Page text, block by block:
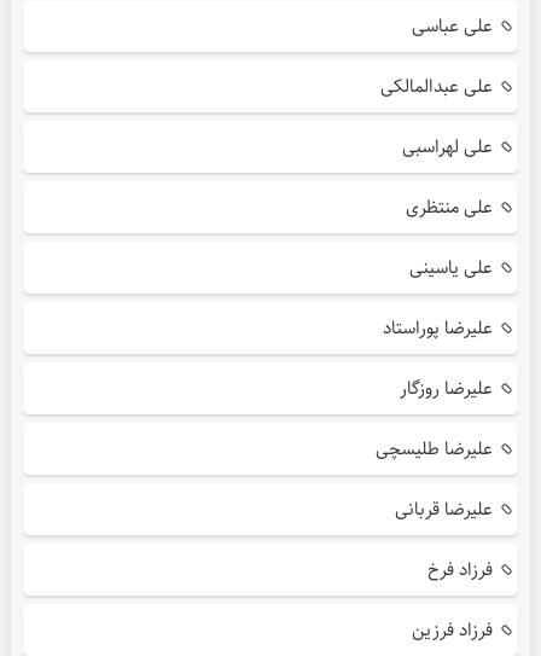
علی عباسی
علی عبدالمالکی
علی لهراسبی
علی منتظری
علی یاسینی
علیرضا پوراستاد
علیرضا روزگار
علیرضا طلیسچی
علیرضا قربانی
فرزاد فرخ
فرزاد فرزین